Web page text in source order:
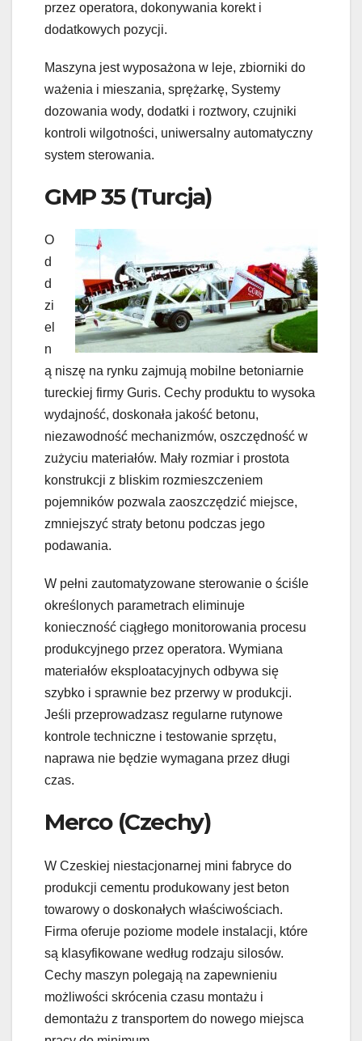
przez operatora, dokonywania korekt i
dodatkowych pozycji.
Maszyna jest wyposażona w leje, zbiorniki do
ważenia i mieszania, sprężarkę, Systemy
dozowania wody, dodatki i roztwory, czujniki
kontroli wilgotności, uniwersalny automatyczny
system sterowania.
GMP 35 (Turcja)
O
d
d
zi
el
n
ą niszę na rynku zajmują mobilne betoniarnie
tureckiej firmy Guris. Cechy produktu to wysoka
wydajność, doskonała jakość betonu,
niezawodność mechanizmów, oszczędność w
zużyciu materiałów. Mały rozmiar i prostota
konstrukcji z bliskim rozmieszczeniem
pojemników pozwala zaoszczędzić miejsce,
zmniejszyć straty betonu podczas jego
podawania.
W pełni zautomatyzowane sterowanie o ściśle
określonych parametrach eliminuje
konieczność ciągłego monitorowania procesu
produkcyjnego przez operatora. Wymiana
materiałów eksploatacyjnych odbywa się
szybko i sprawnie bez przerwy w produkcji.
Jeśli przeprowadzasz regularne rutynowe
kontrole techniczne i testowanie sprzętu,
naprawa nie będzie wymagana przez długi
czas.
Merco (Czechy)
W Czeskiej niestacjonarnej mini fabryce do
produkcji cementu produkowany jest beton
towarowy o doskonałych właściwościach.
Firma oferuje poziome modele instalacji, które
są klasyfikowane według rodzaju silosów.
Cechy maszyn polegają na zapewnieniu
możliwości skrócenia czasu montażu i
demontażu z transportem do nowego miejsca